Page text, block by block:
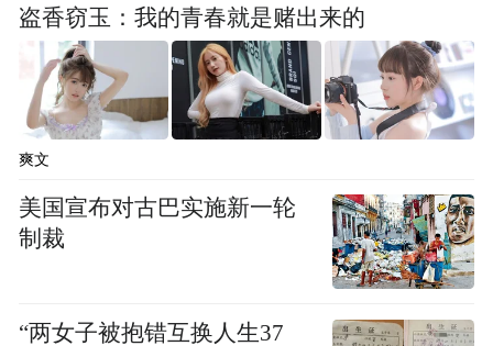
志愿者向环西街道养老服务中心送去爱心礼棕
盗香窃玉：我的青春就是赌出来的
爽文
美国宣布对古巴实施新一轮
制裁
“两女子被抱错互换人生37